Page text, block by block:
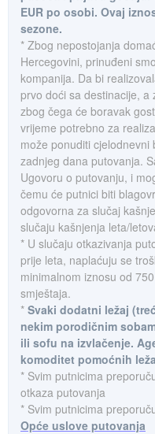
EUR po osobi. Ovaj
sezone.
* Zbog nepostojanja
Hercegovini, prinuđeni
kompanija. Da bi
prvo doći sa destinacije,
zbog čega će boravak
vrijeme potrebno za
može ponuditi
zadnjeg dana putovanja.
Ugovoru o putovanju, i
čemu će putnici biti
odgovorna za slučaj
slučaju kašnjenja leta/
* U slučaju otkazivanja
prije leta, naplaćuju se
minimalnom iznosu od
smještaja.
* Svaki dodatni ležaj
nekim porodičnim
ili sofu na izvlačenje.
komoditet pomoćnih
* Svim putnicima
otkaza putovanja
* Svim putnicima
Opće uslove putovanja